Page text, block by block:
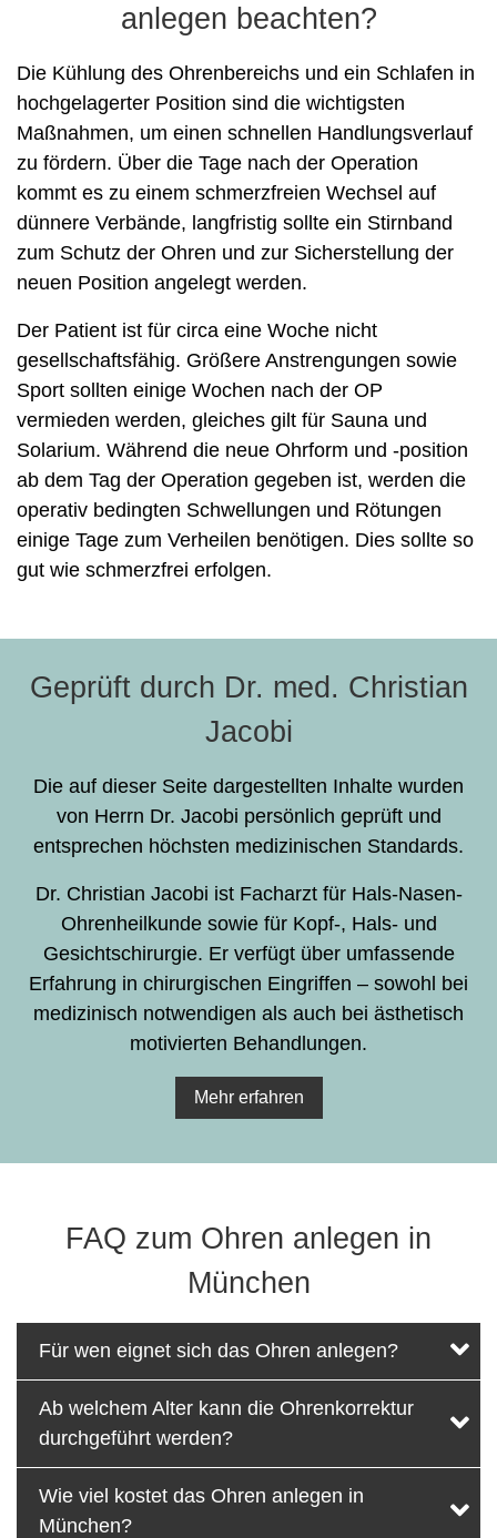
anlegen beachten?
Die Kühlung des Ohrenbereichs und ein Schlafen in
hochgelagerter Position sind die wichtigsten
Maßnahmen, um einen schnellen Handlungsverlauf
zu fördern. Über die Tage nach der Operation
kommt es zu einem schmerzfreien Wechsel auf
dünnere Verbände, langfristig sollte ein Stirnband
zum Schutz der Ohren und zur Sicherstellung der
neuen Position angelegt werden.
Der Patient ist für circa eine Woche nicht
gesellschaftsfähig. Größere Anstrengungen sowie
Sport sollten einige Wochen nach der OP
vermieden werden, gleiches gilt für Sauna und
Solarium. Während die neue Ohrform und -position
ab dem Tag der Operation gegeben ist, werden die
operativ bedingten Schwellungen und Rötungen
einige Tage zum Verheilen benötigen. Dies sollte so
gut wie schmerzfrei erfolgen.
Geprüft durch Dr. med. Christian
Jacobi
Die auf dieser Seite dargestellten Inhalte wurden
von Herrn Dr. Jacobi persönlich geprüft und
entsprechen höchsten medizinischen Standards.
Dr. Christian Jacobi ist Facharzt für Hals-Nasen-
Ohrenheilkunde sowie für Kopf-, Hals- und
Gesichtschirurgie. Er verfügt über umfassende
Erfahrung in chirurgischen Eingriffen – sowohl bei
medizinisch notwendigen als auch bei ästhetisch
motivierten Behandlungen.
Mehr erfahren
FAQ zum Ohren anlegen in
München
Für wen eignet sich das Ohren anlegen?
Ab welchem Alter kann die Ohrenkorrektur
durchgeführt werden?
Wie viel kostet das Ohren anlegen in
München?